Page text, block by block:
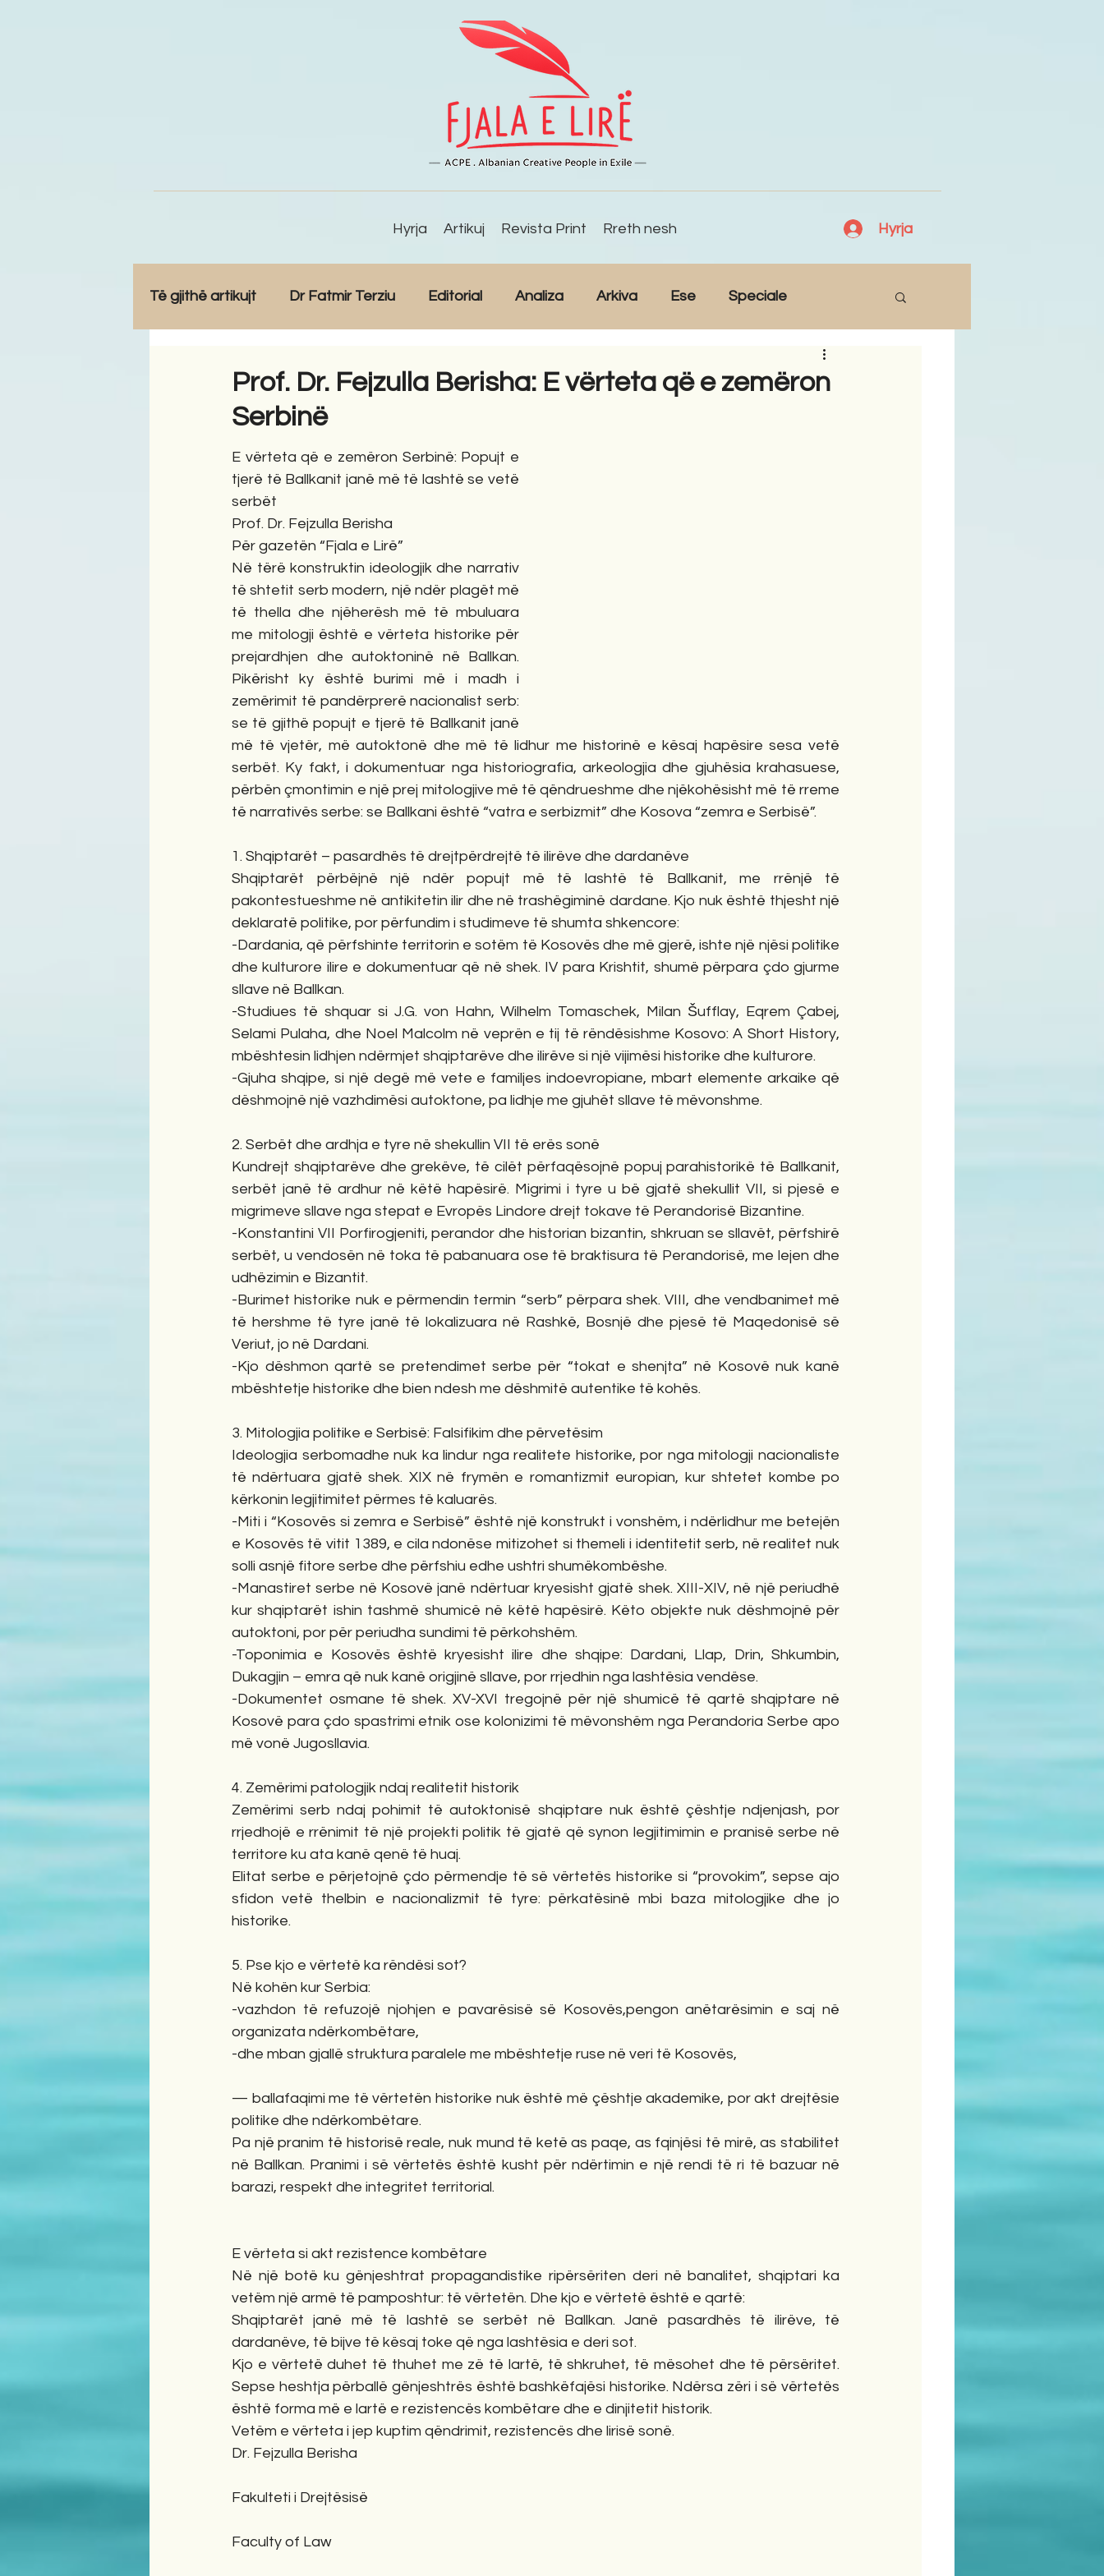
Hyrja Artikuj Revista Print Rreth nesh Hyrja
Të gjithë artikujt Dr Fatmir Terziu Editorial Analiza Arkiva Ese Speciale
Antologji Poezi
Prof. Dr. Fejzulla Berisha: E vërteta që e zemëron
Serbinë
E vërteta që e zemëron Serbinë: Popujt e
tjerë të Ballkanit janë më të lashtë se vetë
serbët
Prof. Dr. Fejzulla Berisha
Për gazetën “Fjala e Lirë”
Në tërë konstruktin ideologjik dhe narrativ
të shtetit serb modern, një ndër plagët më
të thella dhe njëherësh më të mbuluara
me mitologji është e vërteta historike për
prejardhjen dhe autoktoninë në Ballkan.
Pikërisht ky është burimi më i madh i
zemërimit të pandërprerë nacionalist serb:
se të gjithë popujt e tjerë të Ballkanit janë
më të vjetër, më autoktonë dhe më të lidhur me historinë e kësaj hapësire sesa vetë
serbët. Ky fakt, i dokumentuar nga historiografia, arkeologjia dhe gjuhësia krahasuese,
përbën çmontimin e një prej mitologjive më të qëndrueshme dhe njëkohësisht më të rreme
të narrativës serbe: se Ballkani është “vatra e serbizmit” dhe Kosova “zemra e Serbisë”.
1. Shqiptarët – pasardhës të drejtpërdrejtë të ilirëve dhe dardanëve
Shqiptarët përbëjnë një ndër popujt më të lashtë të Ballkanit, me rrënjë të
pakontestueshme në antikitetin ilir dhe në trashëgiminë dardane. Kjo nuk është thjesht një
deklaratë politike, por përfundim i studimeve të shumta shkencore:
-Dardania, që përfshinte territorin e sotëm të Kosovës dhe më gjerë, ishte një njësi politike
dhe kulturore ilire e dokumentuar që në shek. IV para Krishtit, shumë përpara çdo gjurme
sllave në Ballkan.
-Studiues të shquar si J.G. von Hahn, Wilhelm Tomaschek, Milan Šufflay, Eqrem Çabej,
Selami Pulaha, dhe Noel Malcolm në veprën e tij të rëndësishme Kosovo: A Short History,
mbështesin lidhjen ndërmjet shqiptarëve dhe ilirëve si një vijimësi historike dhe kulturore.
-Gjuha shqipe, si një degë më vete e familjes indoevropiane, mbart elemente arkaike që
dëshmojnë një vazhdimësi autoktone, pa lidhje me gjuhët sllave të mëvonshme.
2. Serbët dhe ardhja e tyre në shekullin VII të erës sonë
Kundrejt shqiptarëve dhe grekëve, të cilët përfaqësojnë popuj parahistorikë të Ballkanit,
serbët janë të ardhur në këtë hapësirë. Migrimi i tyre u bë gjatë shekullit VII, si pjesë e
migrimeve sllave nga stepat e Evropës Lindore drejt tokave të Perandorisë Bizantine.
-Konstantini VII Porfirogjeniti, perandor dhe historian bizantin, shkruan se sllavët, përfshirë
serbët, u vendosën në toka të pabanuara ose të braktisura të Perandorisë, me lejen dhe
udhëzimin e Bizantit.
-Burimet historike nuk e përmendin termin “serb” përpara shek. VIII, dhe vendbanimet më
të hershme të tyre janë të lokalizuara në Rashkë, Bosnjë dhe pjesë të Maqedonisë së
Veriut, jo në Dardani.
-Kjo dëshmon qartë se pretendimet serbe për “tokat e shenjta” në Kosovë nuk kanë
mbështetje historike dhe bien ndesh me dëshmitë autentike të kohës.
3. Mitologjia politike e Serbisë: Falsifikim dhe përvetësim
Ideologjia serbomadhe nuk ka lindur nga realitete historike, por nga mitologji nacionaliste
të ndërtuara gjatë shek. XIX në frymën e romantizmit europian, kur shtetet kombe po
kërkonin legjitimitet përmes të kaluarës.
-Miti i “Kosovës si zemra e Serbisë” është një konstrukt i vonshëm, i ndërlidhur me betejën
e Kosovës të vitit 1389, e cila ndonëse mitizohet si themeli i identitetit serb, në realitet nuk
solli asnjë fitore serbe dhe përfshiu edhe ushtri shumëkombëshe.
-Manastiret serbe në Kosovë janë ndërtuar kryesisht gjatë shek. XIII-XIV, në një periudhë
kur shqiptarët ishin tashmë shumicë në këtë hapësirë. Këto objekte nuk dëshmojnë për
autoktoni, por për periudha sundimi të përkohshëm.
-Toponimia e Kosovës është kryesisht ilire dhe shqipe: Dardani, Llap, Drin, Shkumbin,
Dukagjin – emra që nuk kanë origjinë sllave, por rrjedhin nga lashtësia vendëse.
-Dokumentet osmane të shek. XV-XVI tregojnë për një shumicë të qartë shqiptare në
Kosovë para çdo spastrimi etnik ose kolonizimi të mëvonshëm nga Perandoria Serbe apo
më vonë Jugosllavia.
4. Zemërimi patologjik ndaj realitetit historik
Zemërimi serb ndaj pohimit të autoktonisë shqiptare nuk është çështje ndjenjash, por
rrjedhojë e rrënimit të një projekti politik të gjatë që synon legjitimimin e pranisë serbe në
territore ku ata kanë qenë të huaj.
Elitat serbe e përjetojnë çdo përmendje të së vërtetës historike si “provokim”, sepse ajo
sfidon vetë thelbin e nacionalizmit të tyre: përkatësinë mbi baza mitologjike dhe jo
historike.
5. Pse kjo e vërtetë ka rëndësi sot?
Në kohën kur Serbia:
-vazhdon të refuzojë njohjen e pavarësisë së Kosovës,pengon anëtarësimin e saj në
organizata ndërkombëtare,
-dhe mban gjallë struktura paralele me mbështetje ruse në veri të Kosovës,
— ballafaqimi me të vërtetën historike nuk është më çështje akademike, por akt drejtësie
politike dhe ndërkombëtare.
Pa një pranim të historisë reale, nuk mund të ketë as paqe, as fqinjësi të mirë, as stabilitet
në Ballkan. Pranimi i së vërtetës është kusht për ndërtimin e një rendi të ri të bazuar në
barazi, respekt dhe integritet territorial.
E vërteta si akt rezistence kombëtare
Në një botë ku gënjeshtrat propagandistike ripërsëriten deri në banalitet, shqiptari ka
vetëm një armë të pamposhtur: të vërtetën. Dhe kjo e vërtetë është e qartë:
Shqiptarët janë më të lashtë se serbët në Ballkan. Janë pasardhës të ilirëve, të
dardanëve, të bijve të kësaj toke që nga lashtësia e deri sot.
Kjo e vërtetë duhet të thuhet me zë të lartë, të shkruhet, të mësohet dhe të përsëritet.
Sepse heshtja përballë gënjeshtrës është bashkëfajësi historike. Ndërsa zëri i së vërtetës
është forma më e lartë e rezistencës kombëtare dhe e dinjitetit historik.
Vetëm e vërteta i jep kuptim qëndrimit, rezistencës dhe lirisë sonë.
Dr. Fejzulla Berisha
Fakulteti i Drejtësisë
Faculty of Law